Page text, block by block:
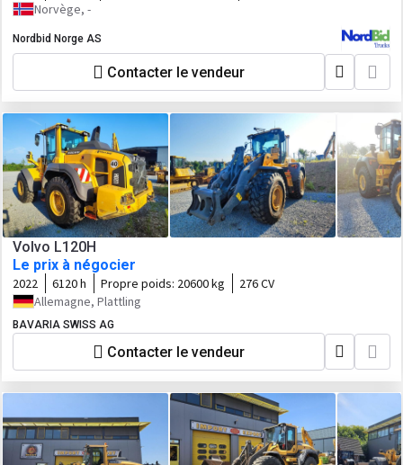
Norvège, -
Nordbid Norge AS
Contacter le vendeur
Volvo L120H
Le prix à négocier
2022 6120 h Propre poids: 20600 kg
276 CV
Allemagne, Plattling
BAVARIA SWISS AG
Contacter le vendeur